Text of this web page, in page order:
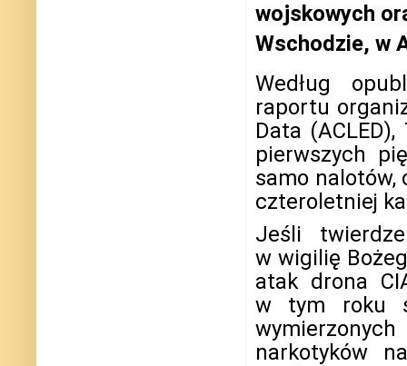
wojskowych
Wschodzie, w
Według
raportu
Data
pierwszych
samo nalotów,
czteroletniej
Jeśli
w wigilię
atak drona
w tym roku
narkotyków